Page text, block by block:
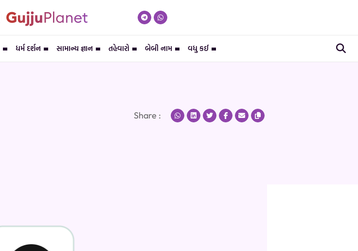
ધર્મ દર્શન સામાન્ય જ્ઞાન તહેવારો બેબી નામ વધુ કઈ
Share :